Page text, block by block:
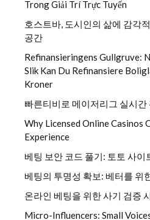
Trong Giải Trí Trực Tuyến
호스트바, 도시인의 삶에 감각
공간
Refinansieringens Gullgruve:
Slik Kan Du Refinansiere
Kroner
빠른티비로 메이저리그 실시간
Why Licensed Online Casinos
Experience
베팅 보안 코드 풀기: 토토 사이
베팅의 투명성 확보: 베터를 위
온라인 베팅을 위한 사기 검증
Micro-Influencers: Small